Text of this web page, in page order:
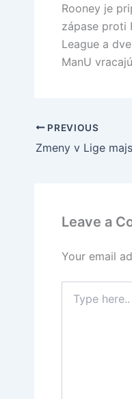
Rooney je
zápase proti
League a
ManU
PREVIOUS
Leave a
Your email
here..